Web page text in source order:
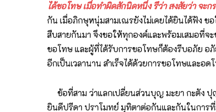
ได้ขอโทษ เมื่อทำผิดสักนิดหนึ่ง รึว่า สงสัยว่า จะ
กัน เมื่อภิกษุหนุ่มสามเณรยังไม่เคยได้ยินได้ฟัง ข
สืบสายกันมา จึงขอให้ทุกองค์และพร้อมเสมอที่จ
ขอโทษ และผู้ที่ได้รับการขอโทษก็ต้องรีบอภัย อภั
อีกเป็นเวลานาน สำเร็จได้ด้วยการขอโทษและอด
ข้อที่สาม ว่าแลกเปลี่ยนส่วนบุญ มะยา กะตัง ปุญญัง สามินา อนุโมทิตัพพัง ขอให้ท่านอนุโมทนาบุญที่ข้าพเจ้าได้กระทำ บุญที่ท่านกระทำขอให้แก่ข้าพเจ้า นี่หมายความว่าเรา ยินดีปรีดา ปราโมทย์ มุทิตาต่อกันและกันในการที่มีส่วนบุญดีอะไร ขอให้ ให้กัน ให้แลกเปลี่ยนกัน แต่โบราณจะได้ยินมากสมัยนี้เกือบจะไม่ได้ยินเสียแล้ว เมื่อผมเด็กๆ 60 กว่าปี 70 ปีมาแล้วนู่นก็ได้ยิน เดี๋ยวตรงนั้นที เดี๋ยวตรงนี้ที เอาบุญมาให้นะแม่นะ เอาบุญมาให้นะพี่นะ เอาบุญมาให้น้องนะ ลูกนะ หลานนะ เอาบุญมาให้ เวลานี้ไม่ค่อยได้ยินเสียแล้ว มันจะเพราะเหตุอะไร ก็นึกเอาเองเถอะ คงจะว่าจิตใจมันผิดไปมากแล้ว มันไม่อยากจะเอาบุญของใคร มันไม่อยากจะให้บุญกะใคร นี่ความมุทิตา ปราณี เมตตา นี้มันก็หายากขึ้นทุกที เรายังเห็นการเบียดเบียนมากขึ้นทุกที เพราะจิตใจมันไม่น้อมไปในทางที่จะรักผู้อื่น ขอให้แบ่งปันความดีจะเป็นวัตถุก็ได้ จะเป็นคุณธรรม เป็นนามธรรมก็ได้ ให้เรียกว่าบุญด้วยก็ได้ นั้นเรามีอะไรจึงแบ่งปันซึ่งกันและกันมีความดีมีอะไรก็แบ่งปันซึ่งกันและกัน มีบุญกุศลแบ่งปันซึ่งกันและกัน ผมขอพูดด้วยภาษาไทยอีกครั้งหนึ่งว่า บุญอะไรที่ผมมี ได้กระทำความดีอะไรมา ขอแบ่งปันให้เพื่อน ถ้าพรหมจารีทั้งหลายทุกคนและบุญอันใดที่เพื่อนพรหมจารีทั้งหลายได้กระทำ ผมขออนุโมทนาด้วยเป็นอย่างยิ่ง ก็ยังหวังว่าเรายังมีหน้าที่จะต้องทำร่วมกันต่อไปอีกนาน เพื่อประโยชน์เพื่อความคงอยู่ แห่งพระศาสนาของสมเด็จพระบรมศาสดา นี่ข้อแรกที่ตั้งใจจะพูดและมุ่งหมายให้ภิกษุหนุ่มสามเณร ซึ่งยังไม่ได้ยินได้ฟังเพิ่งบวชปีนี้ ขอให้ได้สนใจ ในข้อที่ว่า เรามีหัวข้อทำวัตร 3 ประการ คือ ข้อที่ว่าแสดงความเคารพเมื่อควรแสดงความเคารพ ขอโทษและอดโทษเมื่อควรแสดง อดโทษและขอโทษและแลกเปลี่ยนส่วนบุญเมื่อควรแสดงแลกเปลี่ยนส่วนบุญ นอกจากจะเป็นธรรมะสำหรับให้แต่ละคนอยู่ด้วยความสงบสุขแล้วยังเป็นธรรมะให้โลกทั้งโลกมีความสงบสุขด้วย ขอให้โลกทั้งโลกมันถือคุณธรรม หลักธรรม 3 ข้อนี้ โลกจะมีความสงบ สงบเป็นสันติสุข สันติภาพ คือว่าจะไม่มีความโกรธ ความเกลียดชัง อิจฉา ริษยา คิดเบียดเบียน หรือมีก่อเวรติดอยู่ในใจ แล้วมันจะเรียบร้อยหมด จึงขอให้ถือเป็นหลักปฏิบัติไปจนตลอดชีวิต ถ้ายังอยู่ในเพศภิกษุก็ปฏิบัติใน 3 ข้อนี้ ถ้าสึก ลาสิกขา ออกไปก็ให้ปฏิบัติใน 3 ข้อนี้ แม้ในครอบครัวก็ให้ปฏิบัติใน 3 ข้อนี้ คือเคารพซึ่งกันและกันในครอบครัวและก็ขอโทษและอดโทษกันอยู่เสมอและก็แลกเปลี่ยนส่วนบุญคือความดีด้วยกันและกันเสมอ ทีนี้เรื่องที่ 2 เรื่องถัดมา อยากจะปรารภถึงเรื่องแค่ว่า เราทุกคนต้องช่วยกันทำสุดความสามารถเพื่อความตั้งอยู่รุ่งเรืองมั่นคงแห่งพระพุทธศาสนา คือเราเห็นได้โดยไม่มีใครต้องบอกว่าศีลธรรมของประชาชนของโลกมันตกต่ำ และก็ตกต่ำเข้ามาจนถึงเรื่อง ความเป็นอยู่ของพวกเราคือพวกพระนี่เช่นว่าพระน้อยลง ไม่ค่อยจะมีอยู่ ไม่พอในวัดก็ดี การศึกษาไม่พอ ไม่สามารถจะช่วยสั่งสอนศีลธรรมแก่ประชาชนก็ดี ข้อนี้มันปรากฏเป็นปัญหาขึ้นมาว่าเมื่อทางรัฐบาล ทางการเขาขอร้องให้พระไปสอนศีลธรรมในโรงเรียน ช่วยอีกแรงมันหายาก หาพระยาก อย่างเราจะต้องปรับปรุงให้มันมี ให้มันหาได้ และขอให้เราอยู่กันอย่างที่ว่าเป็นที่เคารพสักก